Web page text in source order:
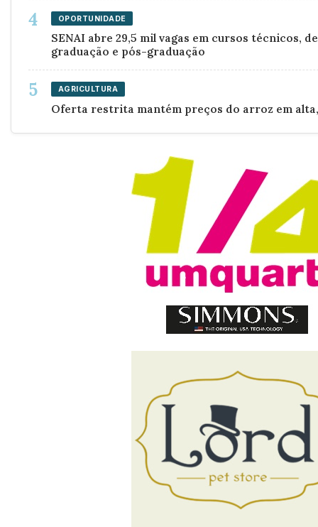
OPORTUNIDADE
SENAI abre 29,5 mil vagas em cursos técnicos,
graduação e pós-graduação
AGRICULTURA
Oferta restrita mantém preços do arroz em